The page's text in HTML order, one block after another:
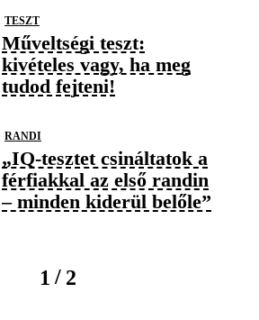
TESZT
Műveltségi teszt:
kivételes vagy, ha meg
tudod fejteni!
RANDI
„IQ-tesztet csináltatok a
férfiakkal az első randin
– minden kiderül belőle”
1 / 2